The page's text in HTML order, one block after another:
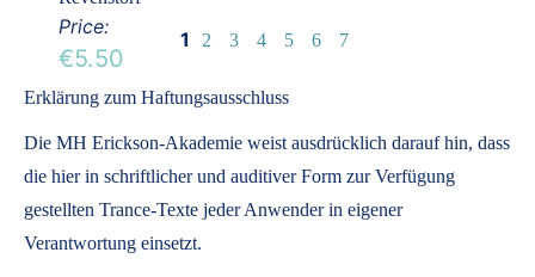
Price:
€5.50
1 2 3 4 5 6 7
Erklärung zum Haftungsausschluss
Die MH Erickson-Akademie weist ausdrücklich darauf hin, dass
die hier in schriftlicher und auditiver Form zur Verfügung
gestellten Trance-Texte jeder Anwender in eigener
Verantwortung einsetzt.